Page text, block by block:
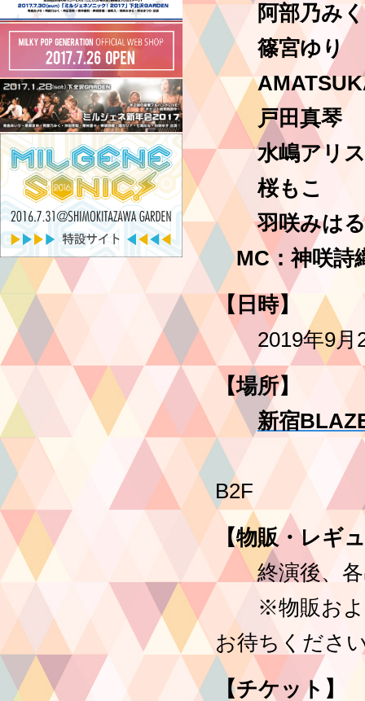
阿部乃みく
篠宮ゆり
戸田真琴
水嶋アリス
桜もこ
羽咲みはる
MC：神咲詩
【日時】
2019年9月
【場所】
新宿
ヒューマ
B2F
【物販・レギ
終演後、各
※物販および
お待ちくださ
【チケット】